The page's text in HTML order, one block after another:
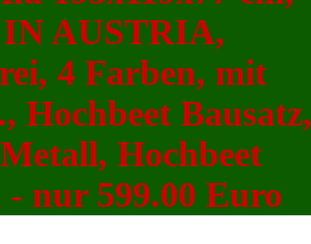
AUSTRIA,
4 Farben, mit
Hochbeet Bausatz,
Hochbeet
nur 599.00 Euro